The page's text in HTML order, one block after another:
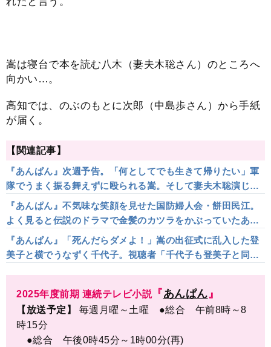
嵩は寝台で本を読む八木（妻夫木聡さん）のところへ
向かい…。
高知では、のぶのもとに次郎（中島歩さん）から手紙
が届く。
【関連記事】
『あんぱん』次週予告。「何としてでも生きて帰りたい」軍
隊でうまく振る舞えずに殴られる嵩。そして妻夫木聡演じる
八木が伝えた意外な言葉は…
『あんぱん』不気味な笑顔を見せた国防婦人会・餅田民江。
よく見ると伝説のドラマで金髪のカツラをかぶっていたあ
の…気づいた視聴者「振り幅大きすぎでしょ！」
『あんぱん』「死んだらダメよ！」嵩の出征式に乱入した登
美子と横でうなずく千代子。視聴者「千代子も登美子と同じ
2025年度前期 連続テレビ小説『あんぱん 』
【放送予定】 毎週月曜～土曜 ●総合 午前8時～8
時15分
●総合 午後0時45分～1時00分(再)